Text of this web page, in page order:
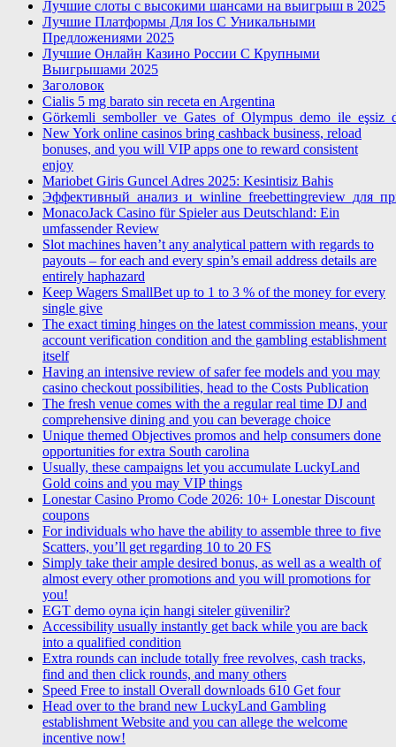
Лучшие слоты с высокими шансами на выигрыш в 2025
Лучшие Платформы Для Ios С Уникальными
Предложениями 2025
Лучшие Онлайн Казино России С Крупными
Выигрышами 2025
Заголовок
Cialis 5 mg barato sin receta en Argentina
New York online casinos bring cashback business, reload
bonuses, and you will VIP apps one to reward consistent
enjoy
Mariobet Giris Guncel Adres 2025: Kesintisiz Bahis
MonacoJack Casino für Spieler aus Deutschland: Ein
umfassender Review
Slot machines haven’t any analytical pattern with regards to
payouts – for each and every spin’s email address details are
entirely haphazard
Keep Wagers SmallBet up to 1 to 3 % of the money for every
single give
The exact timing hinges on the latest commission means, your
account verification condition and the gambling establishment
itself
Having an intensive review of safer fee models and you may
casino checkout possibilities, head to the Costs Publication
The fresh venue comes with the a regular real time DJ and
comprehensive dining and you can beverage choice
Unique themed Objectives promos and help consumers done
opportunities for extra South carolina
Usually, these campaigns let you accumulate LuckyLand
Gold coins and you may VIP things
Lonestar Casino Promo Code 2026: 10+ Lonestar Discount
coupons
For individuals who have the ability to assemble three to five
Scatters, you’ll get regarding 10 to 20 FS
Simply take their ample desired bonus, as well as a wealth of
almost every other promotions and you will promotions for
you!
EGT demo oyna için hangi siteler güvenilir?
Accessibility usually instantly get back while you are back
into a qualified condition
Extra rounds can include totally free revolves, cash tracks,
find and then click rounds, and many others
Speed Free to install Overall downloads 610 Get four
Head over to the brand new LuckyLand Gambling
establishment Website and you can allege the welcome
incentive now!